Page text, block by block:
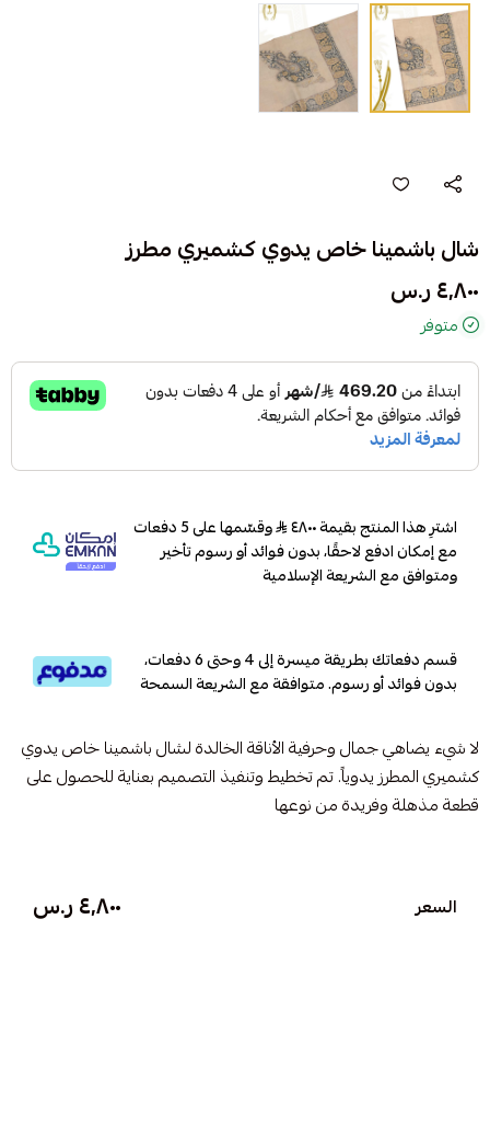
شال باشمينا خاص يدوي كشميري مطرز
٤٬٨٠٠ ر.س
متوفر
اشترِ هذا المنتج بقيمة ٤٨٠٠
وقسّمها على 5 دفعات
مع إمكان ادفع لاحقًا، بدون فوائد أو رسوم تأخير
ومتوافق مع الشريعة الإسلامية
قسم دفعاتك بطريقة ميسرة إلى 4 وحتى 6 دفعات،
بدون فوائد أو رسوم. متوافقة مع الشريعة السمحة
لا شيء يضاهي جمال وحرفية الأناقة الخالدة لشال باشمينا خاص يدوي
كشميري المطرز يدوياً. تم تخطيط وتنفيذ التصميم بعناية للحصول على
قطعة مذهلة وفريدة من نوعها
السعر ٤٬٨٠٠ ر.س